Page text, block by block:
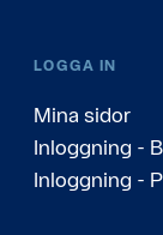
LOGGA IN
Mina sidor
Inloggning -
Inloggning -